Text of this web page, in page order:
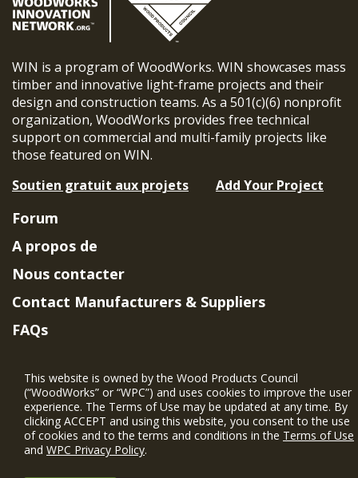
WIN is a program of WoodWorks. WIN showcases mass
timber and innovative light-frame projects and their
design and construction teams. As a 501(c)(6) nonprofit
organization, WoodWorks provides free technical
support on commercial and multi-family projects like
those featured on WIN.
Soutien gratuit aux projets
Add Your Project
Forum
A propos de
Nous contacter
Contact Manufacturers & Suppliers
FAQs
Project Eligibility Requirements
Politique de confidentialité| Conditions
d'utilisation
This website is owned by the Wood Products Council
(“WoodWorks” or “WPC”) and uses cookies to improve the user
experience. The Terms of Use may be updated at any time. By
clicking ACCEPT and using this website, you consent to the use
of cookies and to the terms and conditions in the Terms of Use
and WPC Privacy Policy.